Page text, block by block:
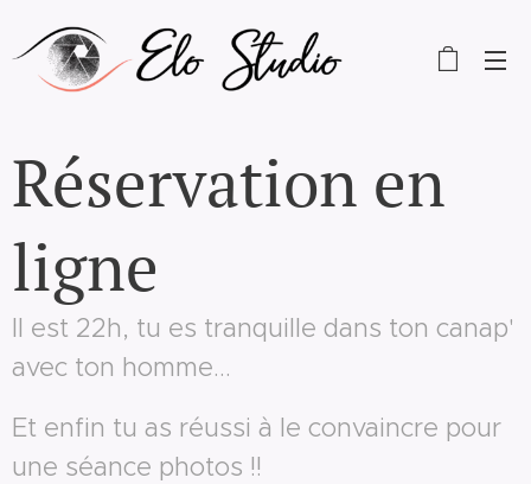
Réservation en
ligne
Il est 22h, tu es tranquille dans ton canap'
avec ton homme...
Et enfin tu as réussi à le convaincre pour
une séance photos !!